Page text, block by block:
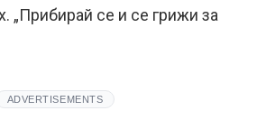
„Прибирай се и се грижи за
ADVERTISEMENTS